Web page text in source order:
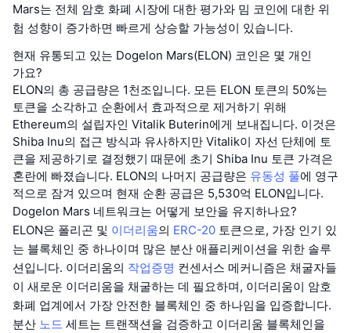
Mars는 전체 암호 화폐 시장에 대한 평가와 밈 코인에 대한 위
험 성향이 증가하면 빠르게 상승할 가능성이 있습니다.
현재 유통되고 있는 Dogelon Mars(ELON) 코인은 몇 개인
가요?
ELON의 총 공급량은 1천조입니다. 모든 ELON 토큰의 50%는
토큰을 소각하고 순환에서 효과적으로 제거하기 위해
Ethereum의 설립자인 Vitalik Buterin에게 보내집니다. 이것은
Shiba Inu의 접근 방식과 유사하지만 Vitalik이 자선 단체에 토
큰을 제공하기로 결정했기 때문에 초기 Shiba Inu 토큰 가격은
혼란에 빠졌습니다. ELON의 나머지 공급량은 유동성 풀에 영구
적으로 잠겨 있으며 현재 순환 공급은 5,530억 ELON입니다.
Dogelon Mars 네트워크는 어떻게 보안을 유지하나요?
ELON은 폴리곤 및 이더리움의 ERC-20 토큰으로, 가장 인기 있
는 블록체인 중 하나이며 많은 분산 애플리케이션을 위한 솔루
션입니다. 이더리움의 작업증명 컨센서스 메커니즘은 채굴자들
이 새로운 이더리움을 채굴하는 데 필요하며, 이더리움이 암호
화폐 업계에서 가장 안전한 블록체인 중 하나임을 입증합니다.
분산 노드 세트는 트랜잭션을 검증하고 이더리움 블록체인을